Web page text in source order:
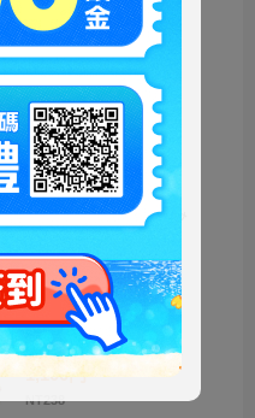
、角色商品供您挑選
ミッキー ファートート
2WAY Fur Tote
4,500円
NT973
ベイマックス ぬいぐるみ
うるぽちゃちゃん
1,300円
NT281
ディズニーキャラクター
シークレットストラップ
迎春コレクション
1,100円
NT238